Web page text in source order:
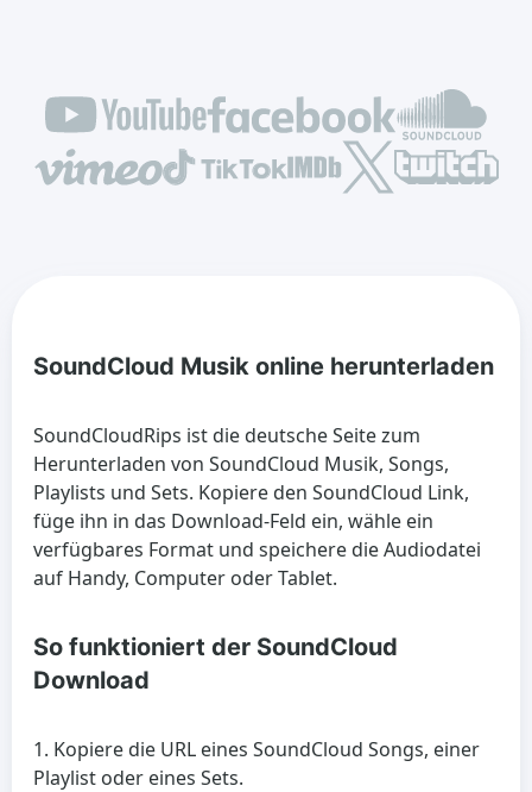
SoundCloud Musik online herunterladen
SoundCloudRips ist die deutsche Seite zum
Herunterladen von SoundCloud Musik, Songs,
Playlists und Sets. Kopiere den SoundCloud Link,
füge ihn in das Download-Feld ein, wähle ein
verfügbares Format und speichere die Audiodatei
auf Handy, Computer oder Tablet.
So funktioniert der SoundCloud
Download
Kopiere die URL eines SoundCloud Songs, einer
Playlist oder eines Sets.